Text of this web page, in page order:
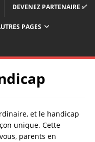
DEVENEZ PARTENAIRE ✅
PAGES
et le handicap
unique. Cette
parents en